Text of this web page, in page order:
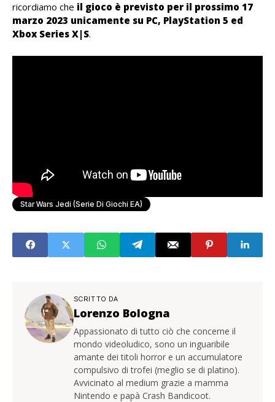
ricordiamo che il gioco è previsto per il prossimo 17
marzo 2023 unicamente su PC, PlayStation 5 ed
Xbox Series X|S.
Star Wars Jedi (Serie Di Giochi EA)
SCRITTO DA
Lorenzo Bologna
Appassionato di tutto ciò che concerne il
mondo videoludico, sono un inguaribile
amante dei titoli horror e un accumulatore
compulsivo di trofei (meglio se di platino).
Avvicinato al medium grazie a mamma
Nintendo e papà Crash Bandicoot.